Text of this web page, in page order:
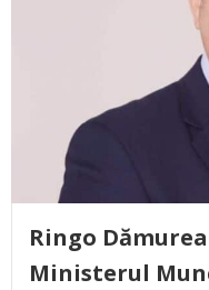
Ringo
Ministerul